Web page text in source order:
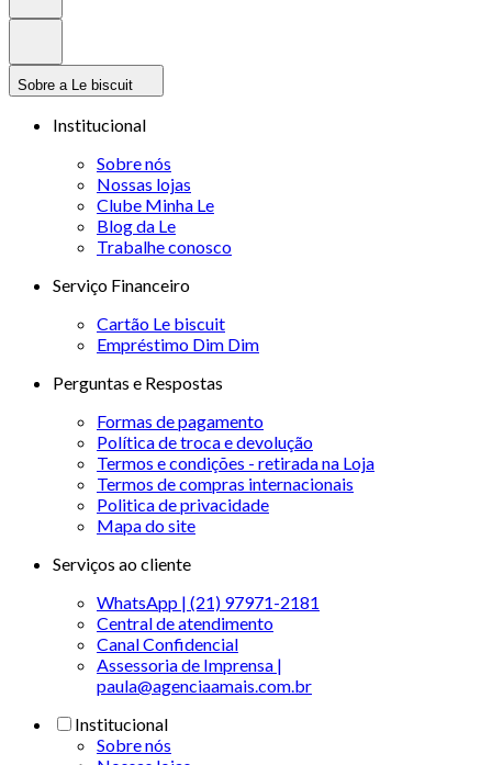
Sobre a Le biscuit
Institucional
Sobre nós
Nossas lojas
Clube Minha Le
Blog da Le
Trabalhe conosco
Serviço Financeiro
Cartão Le biscuit
Empréstimo Dim Dim
Perguntas e Respostas
Formas de pagamento
Política de troca e devolução
Termos e condições - retirada na Loja
Termos de compras internacionais
Politica de privacidade
Mapa do site
Serviços ao cliente
WhatsApp | (21) 97971-2181
Central de atendimento
Canal Confidencial
Assessoria de Imprensa |
paula@agenciaamais.com.br
Institucional
Sobre nós